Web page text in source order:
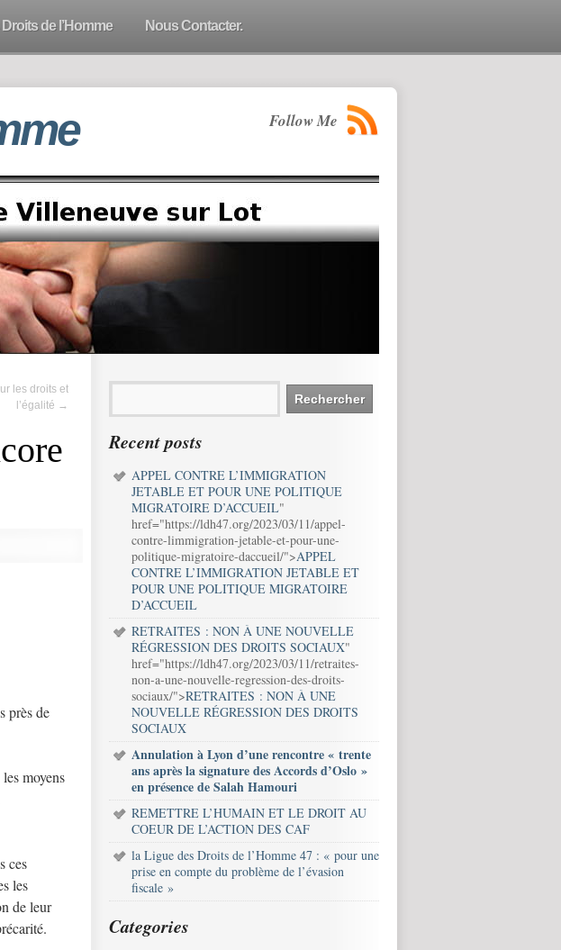
de l’Homme Nous Contacter.
Follow Me
les droits et
l’égalité →
près de
moyens
ces
les
de leur
Recent posts
APPEL CONTRE L’IMMIGRATION
JETABLE ET POUR UNE POLITIQUE
MIGRATOIRE D’ACCUEIL"
href="https://ldh47.org/2023/03/11/appel-
contre-limmigration-jetable-et-pour-une-
politique-migratoire-daccueil/">APPEL
CONTRE L’IMMIGRATION JETABLE ET
POUR UNE POLITIQUE MIGRATOIRE
D’ACCUEIL
RETRAITES : NON À UNE NOUVELLE
RÉGRESSION DES DROITS SOCIAUX"
href="https://ldh47.org/2023/03/11/retraites-
non-a-une-nouvelle-regression-des-droits-
sociaux/">RETRAITES : NON À UNE
NOUVELLE RÉGRESSION DES DROITS
SOCIAUX
Annulation à Lyon d’une rencontre « trente
ans après la signature des Accords d’Oslo »
en présence de Salah Hamouri
REMETTRE L’HUMAIN ET LE DROIT AU
COEUR DE L’ACTION DES CAF
la Ligue des Droits de l’Homme 47 : « pour une
prise en compte du problème de l’évasion
fiscale »
Categories